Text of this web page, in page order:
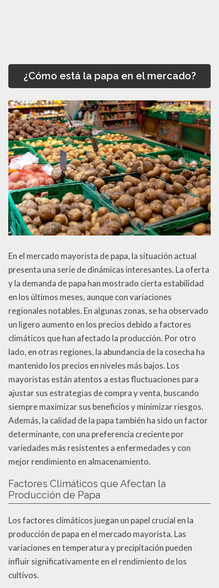
¿Cómo está la papa en el mercado?
En el mercado mayorista de papa, la situación actual
presenta una serie de dinámicas interesantes. La oferta
y la demanda de papa han mostrado cierta estabilidad
en los últimos meses, aunque con variaciones
regionales notables. En algunas zonas, se ha observado
un ligero aumento en los precios debido a factores
climáticos que han afectado la producción. Por otro
lado, en otras regiones, la abundancia de la cosecha ha
mantenido los precios en niveles más bajos. Los
mayoristas están atentos a estas fluctuaciones para
ajustar sus estrategias de compra y venta, buscando
siempre maximizar sus beneficios y minimizar riesgos.
Además, la calidad de la papa también ha sido un factor
determinante, con una preferencia creciente por
variedades más resistentes a enfermedades y con
mejor rendimiento en almacenamiento.
Factores Climáticos que Afectan la
Producción de Papa
Los factores climáticos juegan un papel crucial en la
producción de papa en el mercado mayorista. Las
variaciones en temperatura y precipitación pueden
influir significativamente en el rendimiento de los
cultivos.